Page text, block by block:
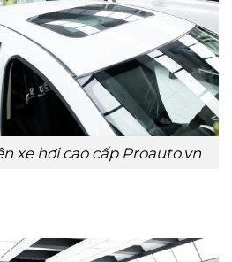
xe hơi cao cấp Proauto.vn